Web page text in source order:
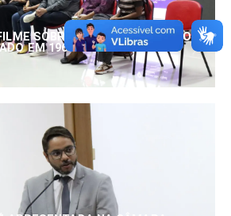
SOBRE EDUARDO SERRANO,
EM 1960